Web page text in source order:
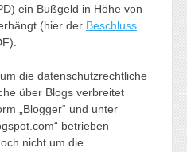
ein Bußgeld in Höhe von
(hier der Beschluss
die datenschutzrechtliche
über Blogs verbreitet
„Blogger“ und unter
betrieben
nicht um die